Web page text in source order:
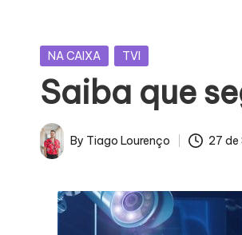
J
Á
F
O
M
Posted
NA CAIXA TVI
Saiba que
Posted
By Tiago Lourenço 27